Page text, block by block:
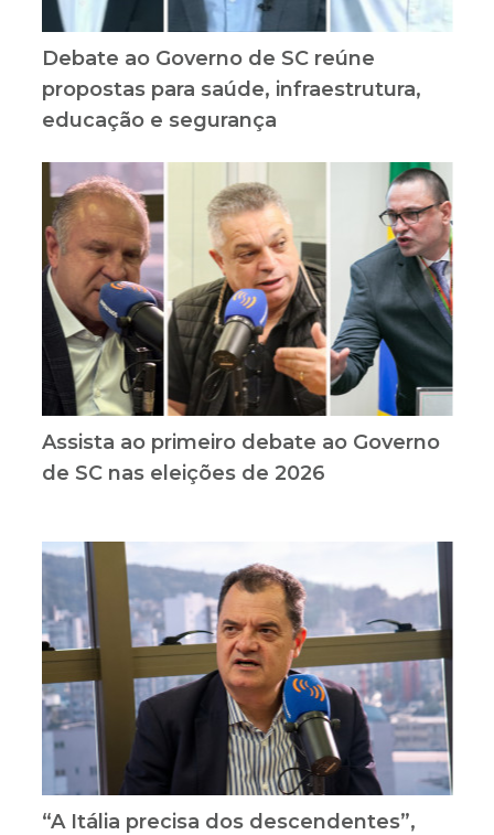
Debate ao Governo de SC reúne
propostas para saúde, infraestrutura,
educação e segurança
Assista ao primeiro debate ao Governo
de SC nas eleições de 2026
“A Itália precisa dos descendentes”,